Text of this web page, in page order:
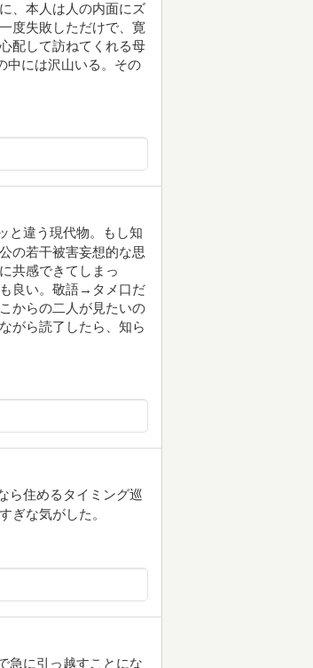
、本人は人の内面にズ
度失敗しただけで、寛
配して訪ねてくれる母
中には沢山いる。その
と違う現代物。もし知
の若干被害妄想的な思
共感できてしまっ
良い。敬語→タメ口だ
からの二人が見たいの
がら読了したら、知ら
ら住めるタイミング巡
ぎな気がした。
急に引っ越すことにな